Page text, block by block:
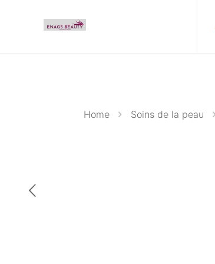
Home Soins de la peau